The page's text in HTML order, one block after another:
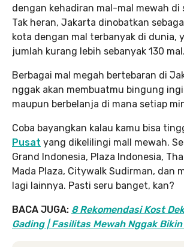
dengan kehadiran mal-mal mewah di
Tak heran, Jakarta dinobatkan
kota dengan mal terbanyak di dunia,
jumlah kurang lebih sebanyak 130
Berbagai mal megah bertebaran di
nggak akan membuatmu bingung
maupun berbelanja di mana setiap
Coba bayangkan kalau kamu bisa
Pusat yang dikelilingi mall mewah.
Grand Indonesia, Plaza Indonesia,
Mada Plaza, Citywalk Sudirman, dan
lagi lainnya. Pasti seru banget, kan?
BACA JUGA: 8 Rekomendasi Kost
Gading | Fasilitas Mewah Nggak